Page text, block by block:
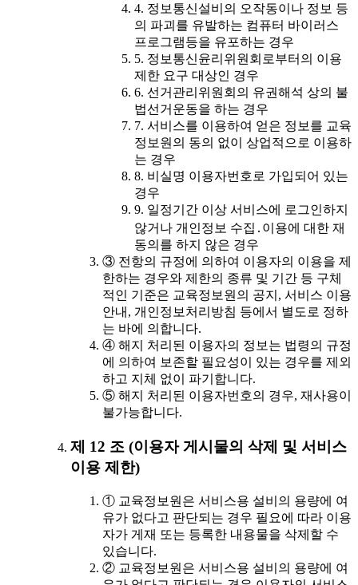
4. 정보통신설비의 오작동이나 정보 등
의 파괴를 유발하는 컴퓨터 바이러스
프로그램등을 유포하는 경우
5. 정보통신윤리위원회로부터의 이용
제한 요구 대상인 경우
6. 선거관리위원회의 유권해석 상의 불
법선거운동을 하는 경우
7. 서비스를 이용하여 얻은 정보를 교육
정보원의 동의 없이 상업적으로 이용하
는 경우
8. 비실명 이용자번호로 가입되어 있는
경우
9. 일정기간 이상 서비스에 로그인하지
않거나 개인정보 수집․이용에 대한 재
동의를 하지 않은 경우
③ 전항의 규정에 의하여 이용자의 이용을 제
한하는 경우와 제한의 종류 및 기간 등 구체
적인 기준은 교육정보원의 공지, 서비스 이용
안내, 개인정보처리방침 등에서 별도로 정하
는 바에 의합니다.
④ 해지 처리된 이용자의 정보는 법령의 규정
에 의하여 보존할 필요성이 있는 경우를 제외
하고 지체 없이 파기합니다.
⑤ 해지 처리된 이용자번호의 경우, 재사용이
불가능합니다.
제 12 조 (이용자 게시물의 삭제 및 서비스
이용 제한)
① 교육정보원은 서비스용 설비의 용량에 여
유가 없다고 판단되는 경우 필요에 따라 이용
자가 게재 또는 등록한 내용물을 삭제할 수
있습니다.
② 교육정보원은 서비스용 설비의 용량에 여